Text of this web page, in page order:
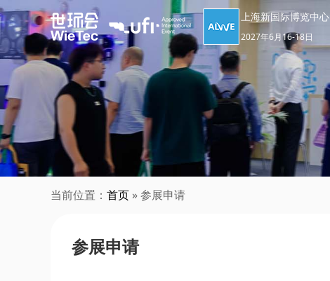
上海新国际博览中心
2027年6月16-18日
当前位置： 首页 » 参展申请
参展申请